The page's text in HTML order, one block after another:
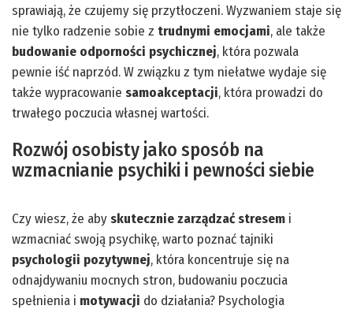
sprawiają, że czujemy się przytłoczeni. Wyzwaniem staje się
nie tylko radzenie sobie z trudnymi emocjami, ale także
budowanie odporności psychicznej, która pozwala
pewnie iść naprzód. W związku z tym niełatwe wydaje się
także wypracowanie samoakceptacji, która prowadzi do
trwałego poczucia własnej wartości.
Rozwój osobisty jako sposób na
wzmacnianie psychiki i pewności siebie
Czy wiesz, że abyskutecznie zarządzać stresem i
wzmacniać swoją psychikę, warto poznać tajniki
psychologii pozytywnej, która koncentruje się na
odnajdywaniu mocnych stron, budowaniu poczucia
spełnienia i motywacji do działania? Psychologia